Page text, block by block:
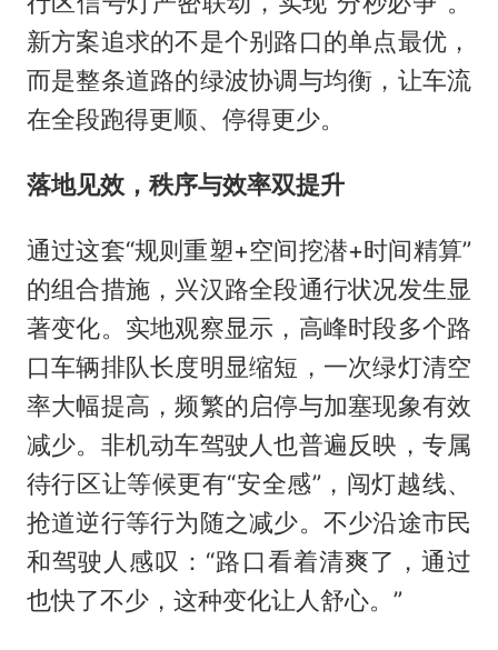
新方案追求的不是个别路口的单点最优，
而是整条道路的绿波协调与均衡，让车流
在全段跑得更顺、停得更少。
落地见效，秩序与效率双提升
通过这套“规则重塑+空间挖潜+时间精算”
的组合措施，兴汉路全段通行状况发生显
著变化。实地观察显示，高峰时段多个路
口车辆排队长度明显缩短，一次绿灯清空
率大幅提高，频繁的启停与加塞现象有效
减少。非机动车驾驶人也普遍反映，专属
待行区让等候更有“安全感”，闯灯越线、
抢道逆行等行为随之减少。不少沿途市民
和驾驶人感叹：“路口看着清爽了，通过
也快了不少，这种变化让人舒心。”